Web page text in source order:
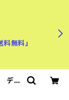
無料」
ディ